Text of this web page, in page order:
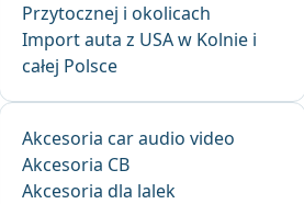
Przytocznej i okolicach
Import auta z USA w Kolnie i
całej Polsce
Akcesoria car audio video
Akcesoria CB
Akcesoria dla lalek